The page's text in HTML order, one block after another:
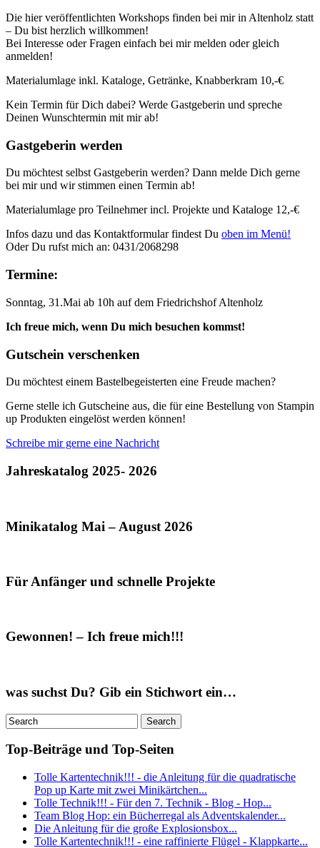
Die hier veröffentlichten Workshops finden bei mir in Altenholz statt
– Du bist herzlich willkommen!
Bei Interesse oder Fragen einfach bei mir melden oder gleich
anmelden!
Materialumlage inkl. Kataloge, Getränke, Knabberkram 10,-€
Kein Termin für Dich dabei? Werde Gastgeberin und spreche
Deinen Wunschtermin mit mir ab!
Gastgeberin werden
Du möchtest selbst Gastgeberin werden? Dann melde Dich gerne
bei mir und wir stimmen einen Termin ab!
Materialumlage pro Teilnehmer incl. Projekte und Kataloge 12,-€
Infos dazu und das Kontaktformular findest Du oben im Menü!
Oder Du rufst mich an: 0431/2068298
Termine:
Sonntag, 31.Mai ab 10h auf dem Friedrichshof Altenholz
Ich freue mich, wenn Du mich besuchen kommst!
Gutschein verschenken
Du möchtest einem Bastelbegeisterten eine Freude machen?
Gerne stelle ich Gutscheine aus, die für eine Bestellung von Stampin
up Produkten eingelöst werden können!
Schreibe mir gerne eine Nachricht
Jahreskatalog 2025- 2026
Minikatalog Mai – August 2026
Für Anfänger und schnelle Projekte
Gewonnen! – Ich freue mich!!!
was suchst Du? Gib ein Stichwort ein…
Top-Beiträge und Top-Seiten
Tolle Kartentechnik!!! - die Anleitung für die quadratische
Pop up Karte mit zwei Minikärtchen...
Tolle Technik!!! - Für den 7. Technik - Blog - Hop...
Team Blog Hop: ein Bücherregal als Adventskalender...
Die Anleitung für die große Explosionsbox...
Tolle Kartentechnik!!! - eine raffinierte Flügel - Klappkarte...